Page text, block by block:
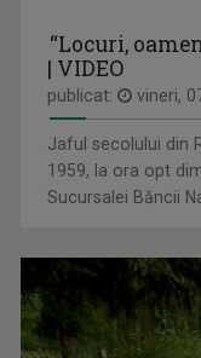
Duminică, ora 11.30,
ANDREI BOROSOVICI
“Locuri,
| VIDEO
publicat: vineri,
Jaful secolului din
1959, la ora opt
Sucursalei Băncii